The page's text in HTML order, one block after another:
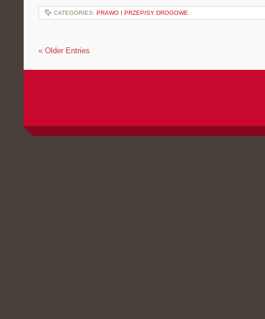
CATEGORIES: PRAWO I PRZEPISY DROGOWE
« Older Entries